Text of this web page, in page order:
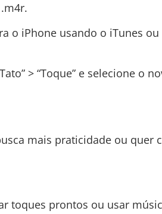
o iPhone usando o iTunes ou
> “Toque” e selecione o
mais praticidade ou quer
toques prontos ou usar